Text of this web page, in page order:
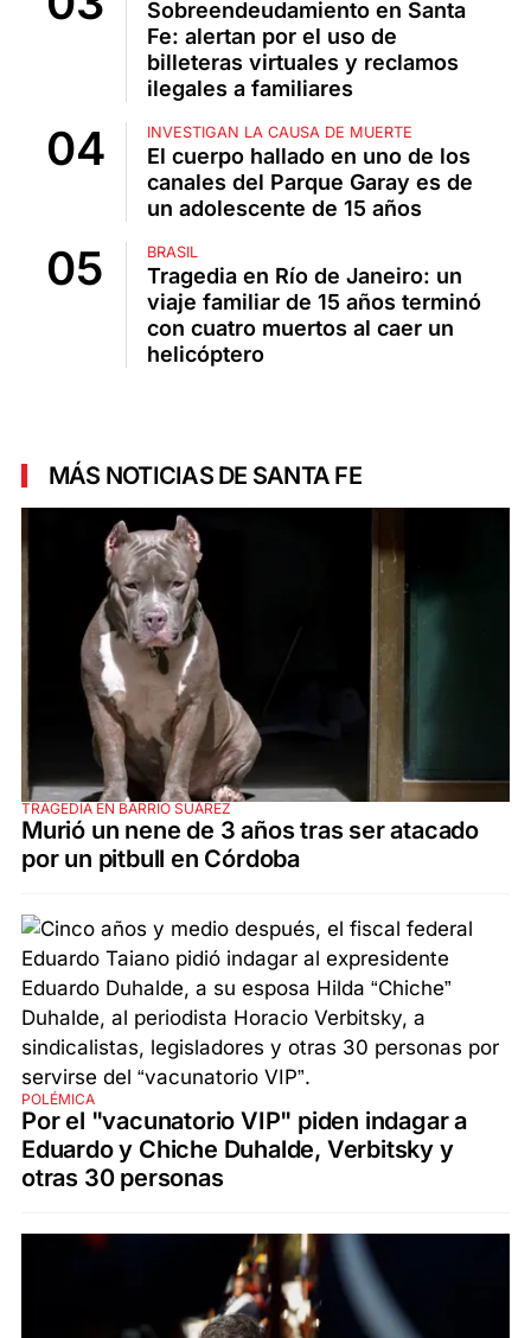
Sobreendeudamiento en Santa
Fe: alertan por el uso de
billeteras virtuales y reclamos
ilegales a familiares
INVESTIGAN LA CAUSA DE MUERTE
El cuerpo hallado en uno de los
canales del Parque Garay es de
un adolescente de 15 años
BRASIL
Tragedia en Río de Janeiro: un
viaje familiar de 15 años terminó
con cuatro muertos al caer un
helicóptero
MÁS NOTICIAS DE SANTA FE
TRAGEDIA EN BARRIO SUÁREZ
Murió un nene de 3 años tras ser atacado
por un pitbull en Córdoba
POLÉMICA
Por el "vacunatorio VIP" piden indagar a
Eduardo y Chiche Duhalde, Verbitsky y
otras 30 personas